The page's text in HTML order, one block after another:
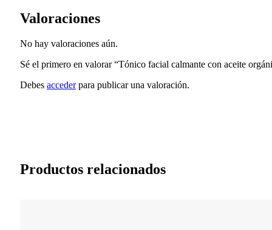
Valoraciones
No hay valoraciones aún.
Sé el primero en valorar “Tónico facial calmante con aceite
Debes accederpara publicar una valoración.
Productos relacionados